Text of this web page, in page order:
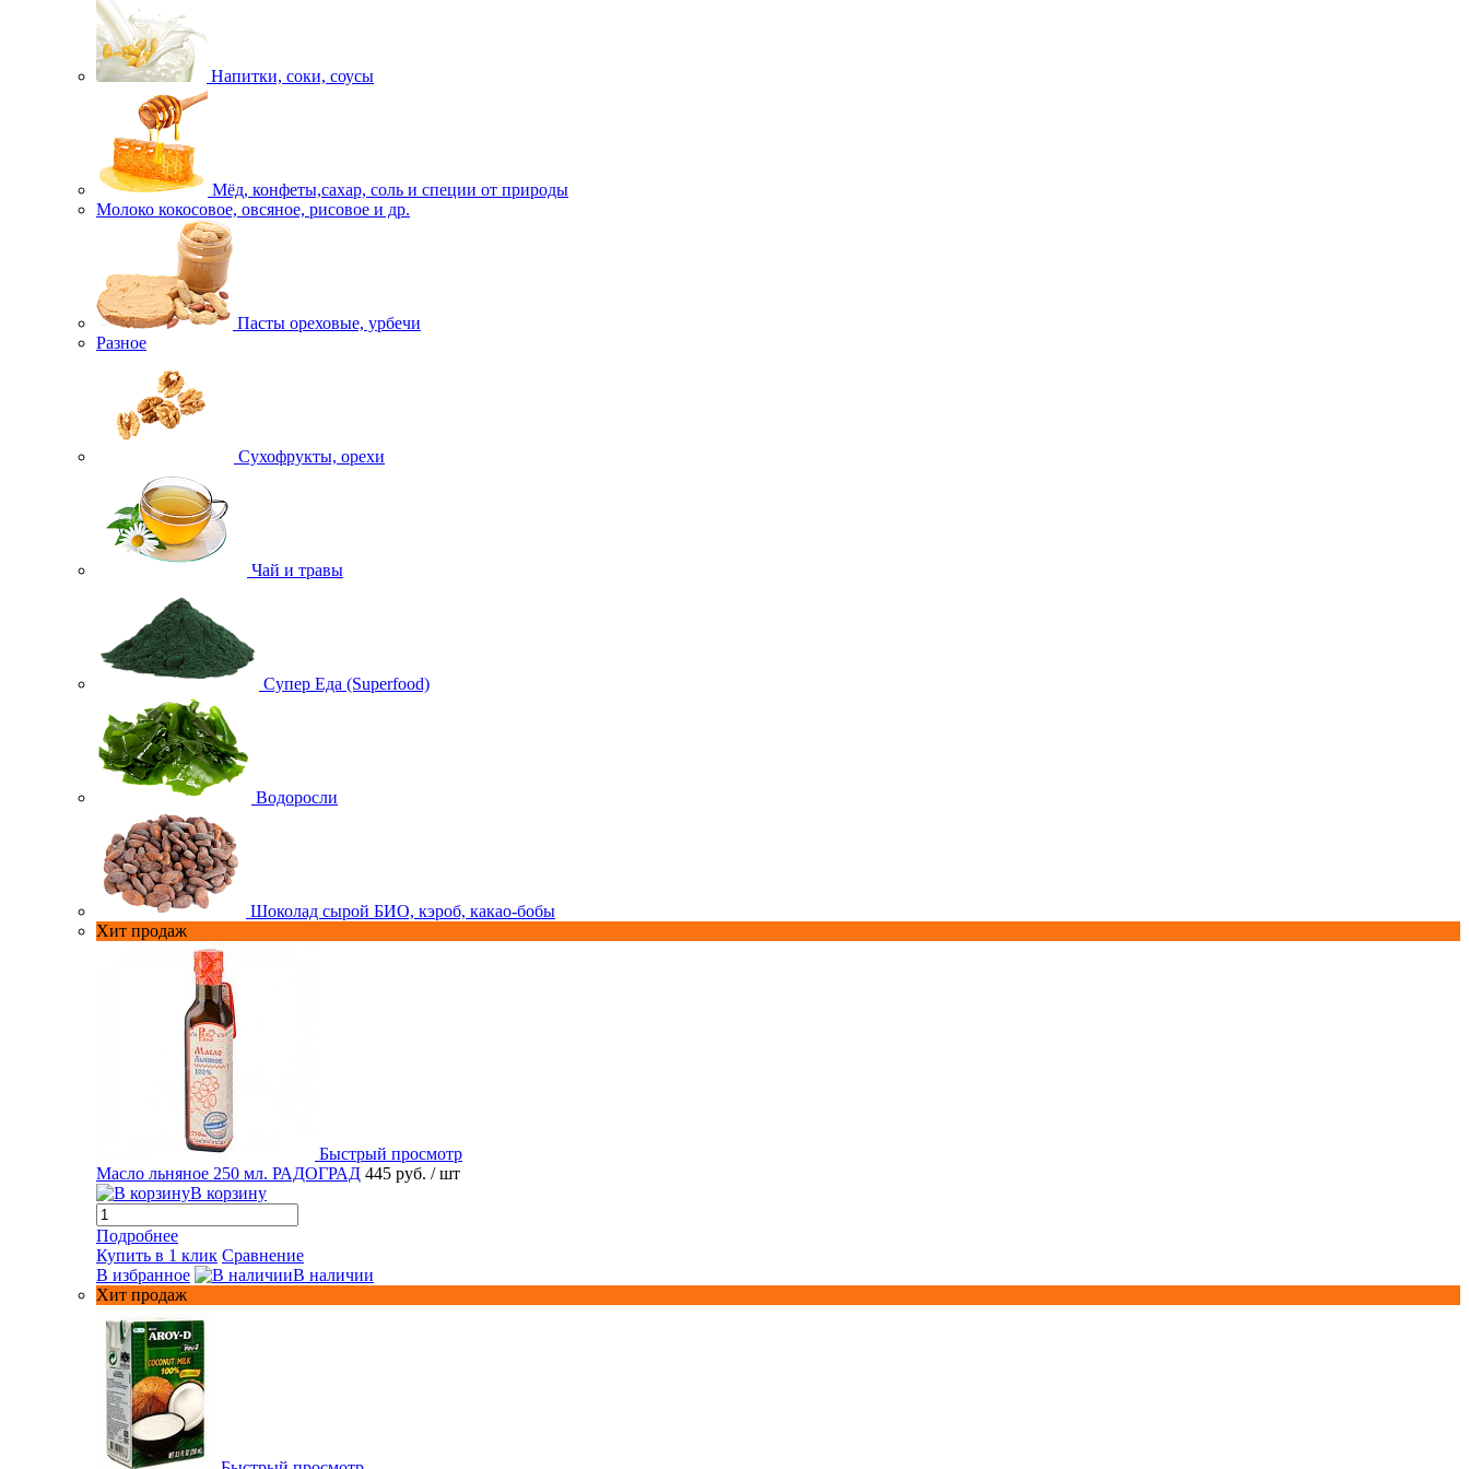
Напитки, соки, соусы
Мёд, конфеты,сахар, соль и специи от природы
Молоко кокосовое, овсяное, рисовое и др.
Пасты ореховые, урбечи
Разное
Сухофрукты, орехи
Чай и травы
Супер Еда (Superfood)
Водоросли
Шоколад сырой БИО, кэроб, какао-бобы
Хит продаж
Быстрый просмотр
Масло льняное 250 мл. РАДОГРАД 445 руб. / шт
В корзину
Подробнее
Купить в 1 клик Сравнение
В избранное
В наличии
Хит продаж